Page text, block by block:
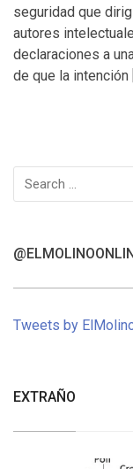
seguridad que
autores
declaraciones a
de que la intención
Search
for:
Tweets by
EXTRAÑO